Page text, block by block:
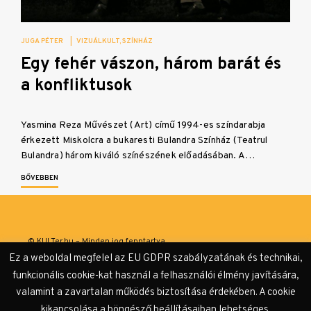
JUGA PÉTER VIZUÁLKULT SZÍNHÁZ
Egy fehér vászon, három barát és
a konfliktusok
Yasmina Reza Művészet (Art) című 1994-es színdarabja
érkezett Miskolcra a bukaresti Bulandra Színház (Teatrul
Bulandra) három kiváló színészének előadásában. A…
BŐVEBBEN
© KULTer.hu – Minden jog fenntartva
Adatvédelmi tájékoztató
Ez a weboldal megfelel az EU GDPR szabályzatának és technikai,
funkcionális cookie-kat használ a felhasználói élmény javítására,
valamint a zavartalan működés biztosítása érdekében. A cookie